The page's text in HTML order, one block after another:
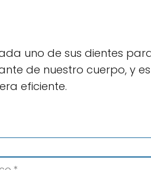
uno de sus dientes
de nuestro cuerpo, y es
eficiente.